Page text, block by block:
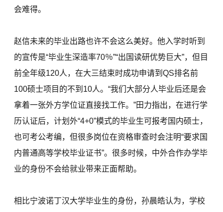
会难得。
赵信未来的毕业出路也许不会这么美好。他入学时听到
的宣传是“毕业生深造率70％”“出国读研优势巨大”，但目
前全年级120人，在大三结束时成功申请到QS排名前
100硕士项目的不到10人。“我们大部分人毕业后还是会
拿着一张外方学位证直接找工作。”田力指出，在进行学
历认证后，计划外“4+0”模式的毕业生可报考国内硕士，
也可考公考编，但很多岗位在资格审查时会注明“要求国
内普通高等学校毕业证书”。很多时候，中外合作办学毕
业的身份不会给就业带来正面帮助。
相比宁波诺丁汉大学毕业生的身份，孙晨皓认为，学校